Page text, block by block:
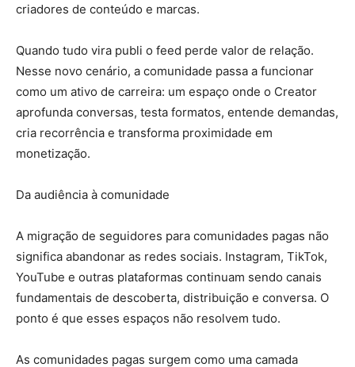
criadores de conteúdo e marcas.
Quando tudo vira publi o feed perde valor de relação.
Nesse novo cenário, a comunidade passa a funcionar
como um ativo de carreira: um espaço onde o Creator
aprofunda conversas, testa formatos, entende demandas,
cria recorrência e transforma proximidade em
monetização.
Da audiência à comunidade
A migração de seguidores para comunidades pagas não
significa abandonar as redes sociais. Instagram, TikTok,
YouTube e outras plataformas continuam sendo canais
fundamentais de descoberta, distribuição e conversa. O
ponto é que esses espaços não resolvem tudo.
As comunidades pagas surgem como uma camada